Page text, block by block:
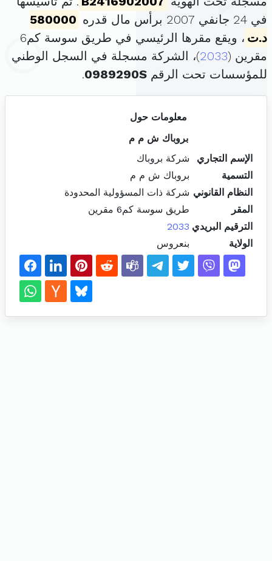
في 24 جانفي 2007 برأس مال قدره
580000
د.ت
، ويقع مقرها الرئيسي في طريق سوسة كم6
مقرين (2033)، الشركة مسجلة في السجل الوطني
للمؤسسات تحت الرقم 0989290S
.
معلومات حول
بروباك ش م م
الإسم التجاري
شركة بروباك
التسمية
بروباك ش م م
النظام القانوني شركة ذات المسؤولية المحدودة
المقر
طريق سوسة كم6 مقرين
الترقيم البريدي 2033
الولاية
بنعروس